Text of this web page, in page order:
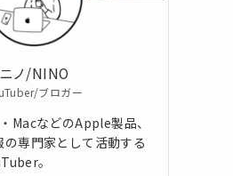
ニノ/NINO
ブロガー
MacなどのApple製品、
の専門家として活動する
。